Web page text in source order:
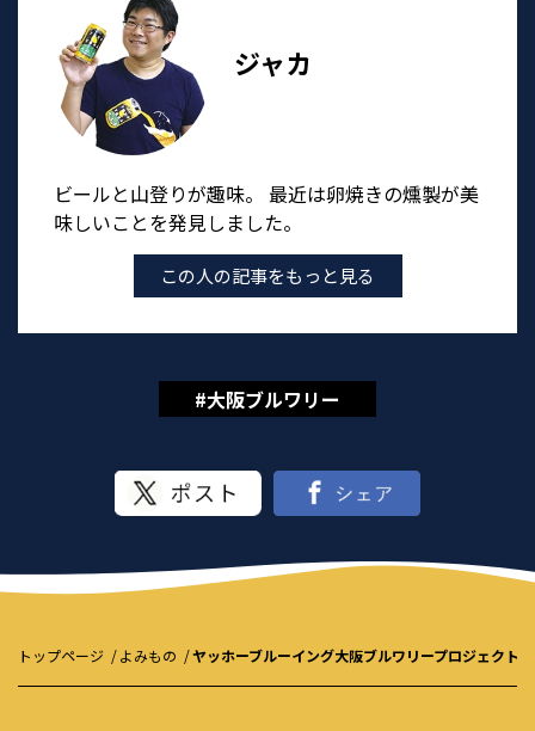
ジャカ
ビールと山登りが趣味。 最近は卵焼きの燻製が美
味しいことを発見しました。
この人の記事をもっと見る
#大阪ブルワリー
トップページ よみもの ヤッホーブルーイング大阪ブルワリープロジェクト